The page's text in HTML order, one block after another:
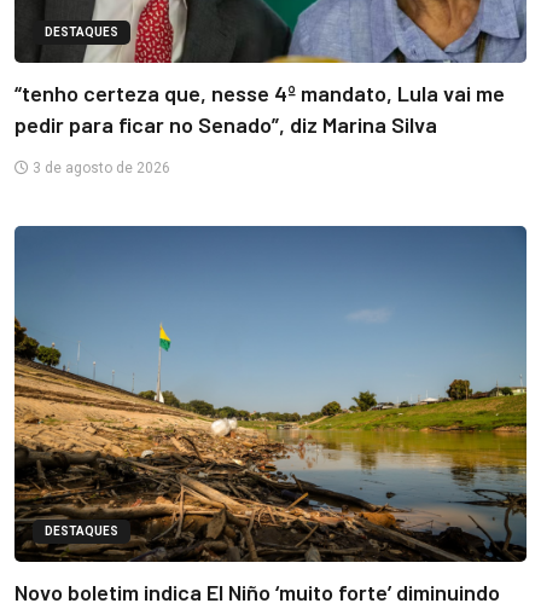
DESTAQUES
“tenho certeza que, nesse 4º mandato, Lula vai me
pedir para ficar no Senado”, diz Marina Silva
3 de agosto de 2026
DESTAQUES
Novo boletim indica El Niño ‘muito forte’ diminuindo